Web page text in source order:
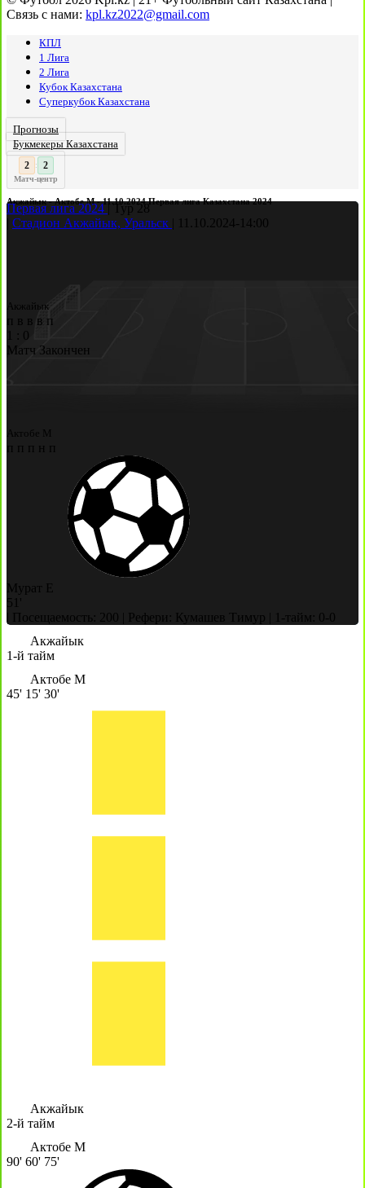
Связь с нами: kpl.kz2022@gmail.com
КПЛ
1 Лига
2 Лига
Кубок Казахстана
Суперкубок Казахстана
Прогнозы
Букмекеры Казахстана
3 : 2
Матч-центр
Акжайык - Актобе М - 11.10.2024 Первая лига Казахстана 2024
Первая лига 2024
Тур 28
Стадион Акжайык, Уральск 11.10.2024- 14:00
Акжайык
п в в в п
1
0
Матч Закончен
Актобе М
п п п н п
Мурат Е
51'
Посещаемость: 200 Рефери: Кумашев Тимур
1-тайм: 0-0
Акжайык
1-й тайм
Актобе М
45' 15' 30'
Акжайык
2-й тайм
Актобе М
90' 60' 75'